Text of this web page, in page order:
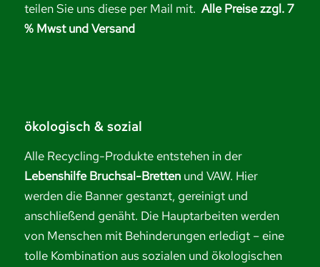
teilen Sie uns diese per Mail mit. Alle Preise zzgl. 7
% Mwst und Versand
ökologisch & sozial
Alle Recycling-Produkte entstehen in der
Lebenshilfe Bruchsal-Bretten und VAW. Hier
werden die Banner gestanzt, gereinigt und
anschließend genäht. Die Hauptarbeiten werden
von Menschen mit Behinderungen erledigt – eine
tolle Kombination aus sozialen und ökologischen